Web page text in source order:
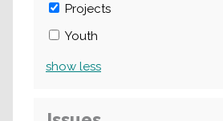
Projects
Youth
show less